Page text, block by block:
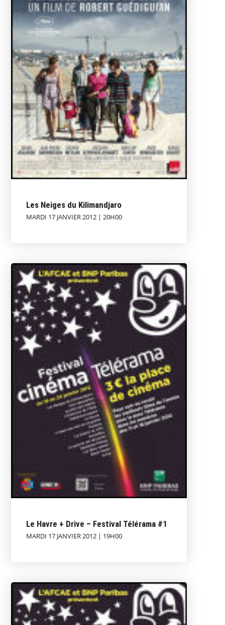
Les Neiges du Kilimandjaro
MARDI 17 JANVIER 2012 | 20H00
Le Havre + Drive – Festival Télérama #1
MARDI 17 JANVIER 2012 | 19H00